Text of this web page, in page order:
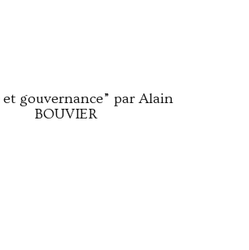
et gouvernance” par Alain
BOUVIER